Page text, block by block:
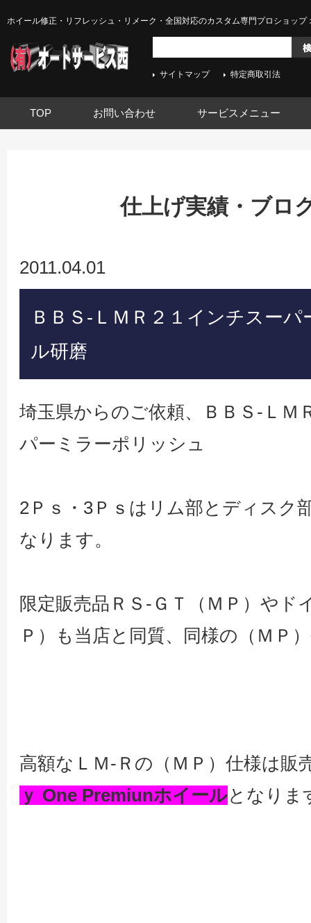
ホイール修正・リフレッシュ・リメーク・全国対応のカスタム専門プロショップ
サイトマップ 特定商取引法
TOP お問い合わせ サービスメニュー
仕上げ実績・ブロ
2011.04.01
ＢＢＳ-ＬＭＲ２１インチスー
ル研磨
埼玉県からのご依頼、ＢＢＳ-Ｌ
パーミラーポリッシュ
2Ｐｓ・3Ｐｓはリム部とディスク
なります。
限定販売品ＲＳ-ＧＴ（ＭＰ）やド
Ｐ）も当店と同質、同様の（ＭＰ
高額なＬＭ-Ｒの（ＭＰ）仕様は販
ｙ One Premiunホイールとなりま